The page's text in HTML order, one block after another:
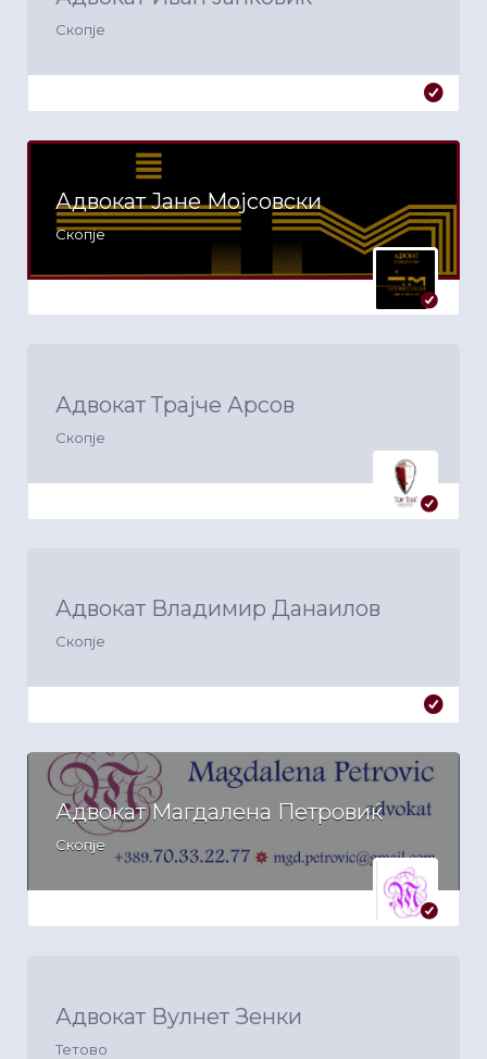
Скопје
Адвокат Јане Мојсовски
Скопје
Адвокат Трајче Арсов
Скопје
Адвокат Владимир Данаилов
Скопје
Адвокат Магдалена Петровиќ
Скопје
Адвокат Вулнет Зенки
Тетово